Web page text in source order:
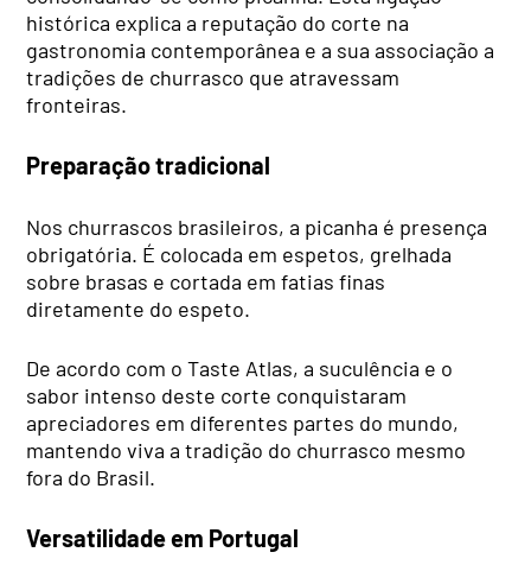
histórica explica a reputação do corte na
gastronomia contemporânea e a sua associação a
tradições de churrasco que atravessam
fronteiras.
Preparação tradicional
Nos churrascos brasileiros, a picanha é presença
obrigatória. É colocada em espetos, grelhada
sobre brasas e cortada em fatias finas
diretamente do espeto.
De acordo com o Taste Atlas, a suculência e o
sabor intenso deste corte conquistaram
apreciadores em diferentes partes do mundo,
mantendo viva a tradição do churrasco mesmo
fora do Brasil.
Versatilidade em Portugal